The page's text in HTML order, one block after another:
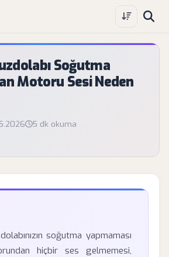
Soğutma
Motoru Sesi Neden
5 dk okuma
soğutma yapmaması
hiçbir ses gelmemesi,